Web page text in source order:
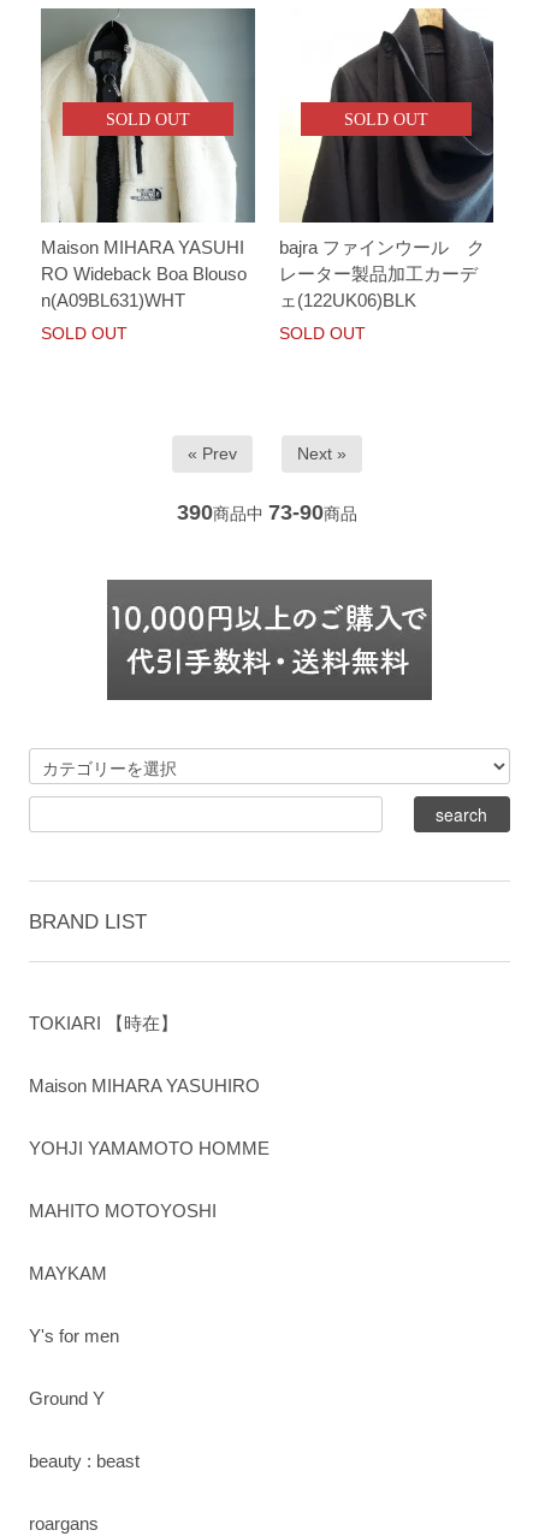
SOLD OUT
Maison MIHARA YASUHI
RO Wideback Boa Blouso
n(A09BL631)WHT
SOLD OUT
SOLD OUT
bajra ファインウール ク
レーター製品加工カーデ
ェ(122UK06)BLK
SOLD OUT
« Prev Next »
390商品中 73-90商品
BRAND LIST
TOKIARI 【時在】
Maison MIHARA YASUHIRO
YOHJI YAMAMOTO HOMME
MAHITO MOTOYOSHI
MAYKAM
Y's for men
Ground Y
beauty : beast
roargans